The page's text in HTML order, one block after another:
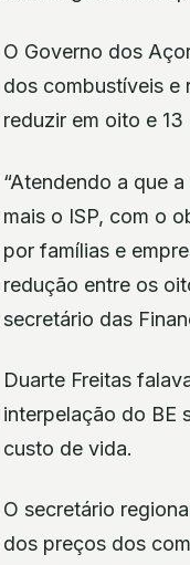
O Governo dos
dos combustíveis e
reduzir em oito e
“Atendendo a que
mais o ISP, com o
por famílias e
redução entre os
secretário das
Duarte Freitas
interpelação do BE
custo de vida.
O secretário
dos preços dos